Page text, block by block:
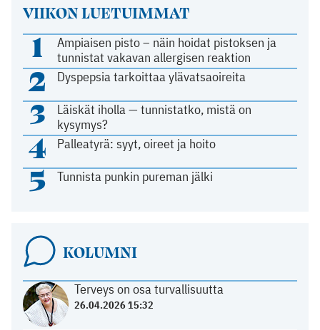
VIIKON LUETUIMMAT
1
Ampiaisen pisto – näin hoidat pistoksen ja
tunnistat vakavan allergisen reaktion
2 Dyspepsia tarkoittaa ylävatsaoireita
3
Läiskät iholla — tunnistatko, mistä on
kysymys?
4 Palleatyrä: syyt, oireet ja hoito
5 Tunnista punkin pureman jälki
KOLUMNI
Terveys on osa turvallisuutta
26.04.2026 15:32